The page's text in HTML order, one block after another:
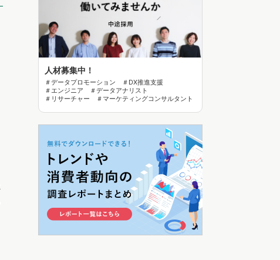
人材募集中！
＃データプロモーション ＃DX推進支援
＃エンジニア ＃データアナリスト
＃リサーチャー ＃マーケティングコンサルタント